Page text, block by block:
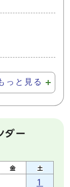
っと見る
ダー
1